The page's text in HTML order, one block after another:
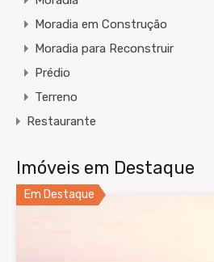
Moradia em Construção
Moradia para Reconstruir
Prédio
Terreno
Restaurante
Imóveis em Destaque
Em Destaque